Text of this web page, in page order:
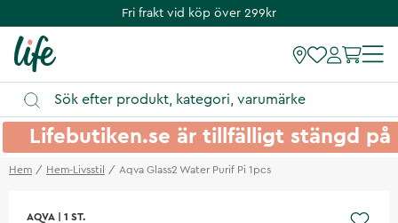
Fri frakt vid köp över 299kr
Lifebutiken.se är tillfälligt stängd
Hem Hem-Livsstil Aqva Glass2 Water Purif Pi 1pcs
AQVA 1 ST.